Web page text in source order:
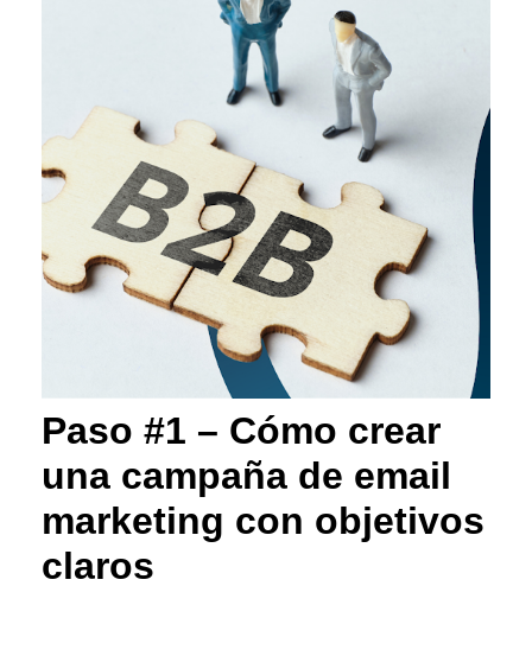
Paso #1 – Cómo crear
una campaña de email
marketing con objetivos
claros